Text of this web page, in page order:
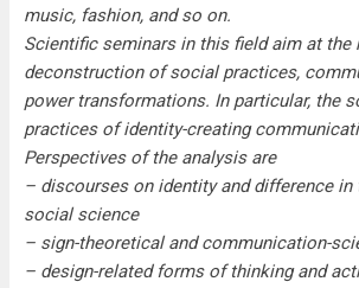
music, fashion, and so on.
Scientific seminars in this field aim at the
deconstruction of social practices,
power transformations. In particular, the
practices of identity-creating
Perspectives of the analysis are
– discourses on identity and difference in
social science
– sign-theoretical and communication-
– design-related forms of thinking and